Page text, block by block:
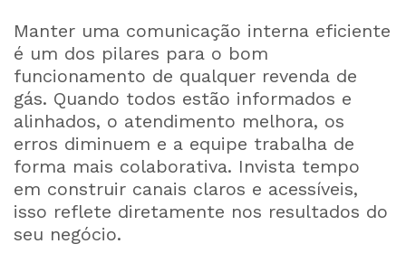
Manter uma comunicação interna eficiente
é um dos pilares para o bom
funcionamento de qualquer revenda de
gás. Quando todos estão informados e
alinhados, o atendimento melhora, os
erros diminuem e a equipe trabalha de
forma mais colaborativa. Invista tempo
em construir canais claros e acessíveis,
isso reflete diretamente nos resultados do
seu negócio.